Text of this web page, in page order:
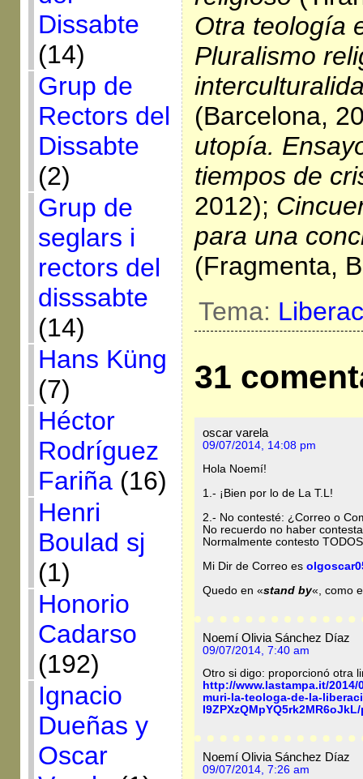
Dissabte
(14)
Grup de
Rectors del
Dissabte
(2)
Grup de
seglars i
rectors del
disssabte
(14)
Hans Küng
(7)
Héctor
Rodríguez
Fariña(16)
Henri
Boulad sj
(1)
Honorio
Cadarso
(192)
Ignacio
Dueñas y
Oscar
Otra teología
Pluralismo
(Barcelona,
utopía.
tiempos de
2012);
para una
(Fragmenta,
Tema:
31
oscar varela
09/07/2014, 14:08 pm
Hola Noemí!
1.- ¡Bien por lo de La T.L!
2.- No contesté: ¿Correo o
No recuerdo no haber
Normalmente contesto
Mi Dir de Correo es
Quedo en «stand by«, como
Noemí Olivia Sánchez Díaz
09/07/2014, 7:40 am
Otro si digo: proporcionó otra
http://www.lastampa.it/
muri-la-teologa-de-la-
Noemí Olivia Sánchez Díaz
09/07/2014, 7:26 am